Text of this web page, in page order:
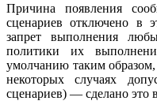
Причина появления
сценариев отключено в
запрет выполнения
политики их
умолчанию таким
некоторых случаях
сценариев) — сделано это